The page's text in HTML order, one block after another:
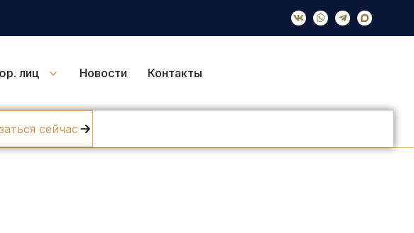
лиц Новости Контакты
сейчас